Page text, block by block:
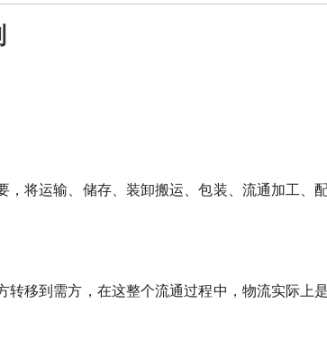
将运输、储存、装卸搬运、包装、流通加工、
移到需方，在这整个流通过程中，物流实际上